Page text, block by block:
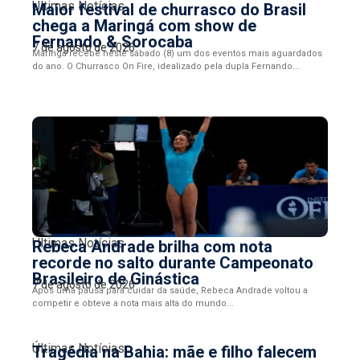
Últimas Notícias
Maior festival de churrasco do Brasil
chega a Maringá com show de
Fernando & Sorocaba
7 de agosto de 2026
Maringá recebe neste sábado (8) um dos eventos mais aguardados
do ano. O Churrasco On Fire, idealizado pela dupla Fernando...
Últimas Notícias
Rebeca Andrade brilha com nota
recorde no salto durante Campeonato
Brasileiro de Ginástica
7 de agosto de 2026
Após uma pausa para cuidar da saúde, Rebeca Andrade voltou a
competir e obteve a nota mais alta do mundo...
Últimas Notícias
Tragédia na Bahia: mãe e filho falecem